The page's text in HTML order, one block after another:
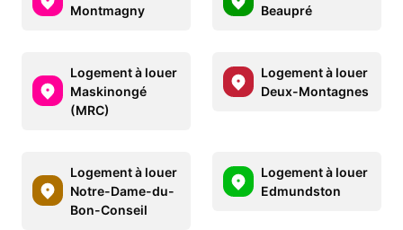
Montmagny
Beaupré
Logement à louer
Maskinongé
(MRC)
Logement à louer
Deux-Montagnes
Logement à louer
Notre-Dame-du-
Bon-Conseil
Logement à louer
Edmundston